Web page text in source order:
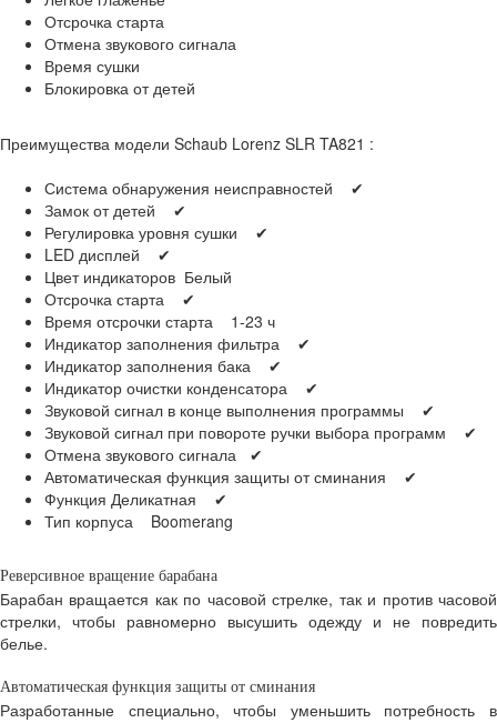
Отсрочка старта
Отмена звукового сигнала
Время сушки
Блокировка от детей
Преимущества модели Schaub Lorenz SLR TA821 :
Система обнаружения неисправностей ✔
Замок от детей ✔
Регулировка уровня сушки ✔
LED дисплей ✔
Цвет индикаторов Белый
Отсрочка старта ✔
Время отсрочки старта 1-23 ч
Индикатор заполнения фильтра ✔
Индикатор заполнения бака ✔
Индикатор очистки конденсатора ✔
Звуковой сигнал в конце выполнения программы ✔
Звуковой сигнал при повороте ручки выбора программ ✔
Отмена звукового сигнала ✔
Автоматическая функция защиты от сминания ✔
Функция Деликатная ✔
Тип корпуса Boomerang
Реверсивное вращение барабана
Барабан вращается как по часовой стрелке, так и против часовой
стрелки, чтобы равномерно высушить одежду и не повредить
белье.
Автоматическая функция защиты от сминания
Разработанные специально, чтобы уменьшить потребность в